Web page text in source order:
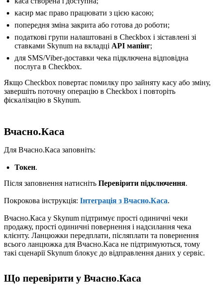
касир має право працювати з цією касою;
попередня зміна закрита або готова до роботи;
податкові групи налаштовані в Checkbox і зіставлені зі
ставками Skynum на вкладці API мапінг;
для SMS/Viber-доставки чека підключена відповідна
послуга в Checkbox.
Якщо Checkbox повертає помилку про зайняту касу або зміну,
завершіть поточну операцію в Checkbox і повторіть
фіскалізацію в Skynum.
Вчасно.Каса
Для Вчасно.Каса заповніть:
Токен.
Після заповнення натисніть Перевірити підключення.
Покрокова інструкція: Інтеграція з Вчасно.Каса.
Вчасно.Каса у Skynum підтримує прості одиничні чеки
продажу, прості одиничні повернення і надсилання чека
клієнту. Ланцюжки передплати, післяплати та повернення
всього ланцюжка для Вчасно.Каса не підтримуються, тому
такі сценарії Skynum блокує до відправлення даних у сервіс.
Що перевірити у Вчасно.Каса